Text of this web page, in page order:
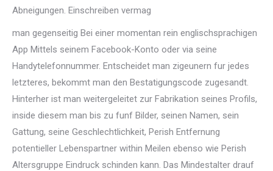
Abneigungen. Einschreiben vermag
man gegenseitig Bei einer momentan rein englischsprachigen
App Mittels seinem Facebook-Konto oder via seine
Handytelefonnummer. Entscheidet man zigeunern fur jedes
letzteres, bekommt man den Bestatigungscode zugesandt.
Hinterher ist man weitergeleitet zur Fabrikation seines Profils,
inside diesem man bis zu funf Bilder, seinen Namen, sein
Gattung, seine Geschlechtlichkeit, Perish Entfernung
potentieller Lebenspartner within Meilen ebenso wie Perish
Altersgruppe Eindruck schinden kann. Das Mindestalter drauf